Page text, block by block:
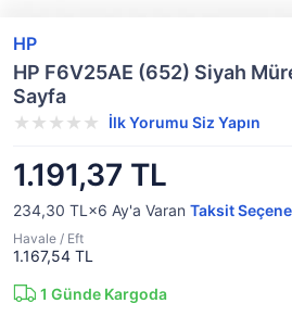
HP
HP F6V25AE (652) Siyah
Sayfa
İlk Yorumu Siz Yapın
1.191,37 TL
234,30 TL×6 Ay'a Varan Taksit
Havale / Eft
1.167,54 TL
1 Günde Kargoda